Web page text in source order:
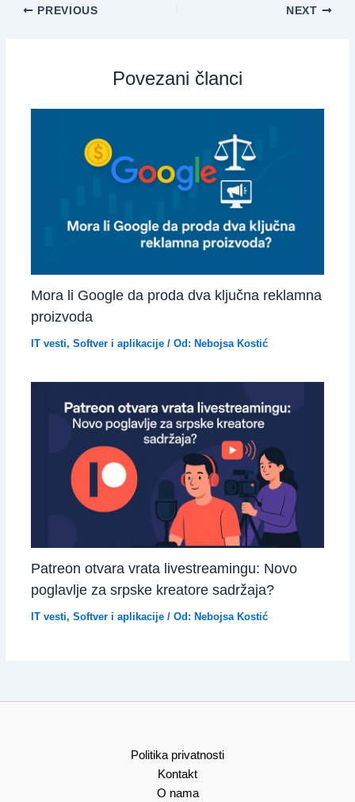
PREVIOUS NEXT
Povezani članci
Mora li Google da proda dva ključna reklamna
proizvoda
IT vesti, Softver i aplikacije/ Od: Nebojsa Kostić
Patreon otvara vrata livestreamingu: Novo
poglavlje za srpske kreatore sadržaja?
IT vesti, Softver i aplikacije/ Od: Nebojsa Kostić
Politika privatnosti
Kontakt
O nama